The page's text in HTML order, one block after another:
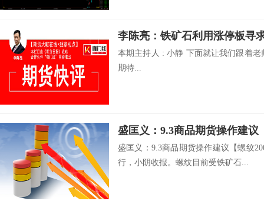
李陈亮：铁矿石利用涨停板寻
本期主持人 : 小静 下面就让我们跟着
期特...
盛匡义：9.3商品期货操作建议
盛匡义：9.3商品期货操作建议【螺纹
行，小阴收报。螺纹目前受铁矿石...